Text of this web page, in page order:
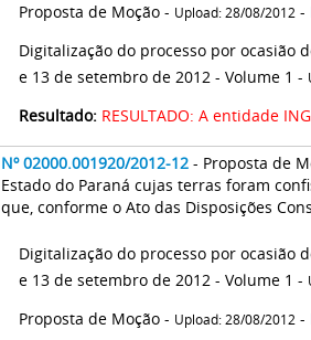
Proposta de Moção - Upload: 28/08/2012 -
Digitalização do processo por ocasião
e 13 de setembro de 2012 - Volume 1 -
Resultado: RESULTADO: A entidade
Nº 02000.001920/2012-12 - Proposta de
Estado do Paraná cujas terras foram
que, conforme o Ato das Disposições
Digitalização do processo por ocasião
e 13 de setembro de 2012 - Volume 1 -
Proposta de Moção - Upload: 28/08/2012 -